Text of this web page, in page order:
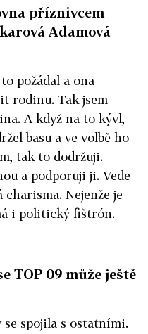
příznivcem
Adamová
požádal a ona
rodinu. Tak jsem
A když na to kývl,
basu a ve volbě ho
tak to dodržuji.
a podporuji ji. Vede
charisma. Nejenže je
i politický fištrón.
TOP 09 může ještě
se spojila s ostatními.